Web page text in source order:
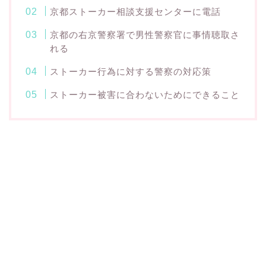
京都ストーカー相談支援センターに電話
京都の右京警察署で男性警察官に事情聴取さ
れる
ストーカー行為に対する警察の対応策
ストーカー被害に合わないためにできること